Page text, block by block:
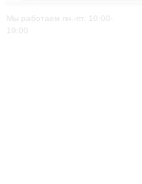
Мы работаем пн.-пт. 10:00-
19:00